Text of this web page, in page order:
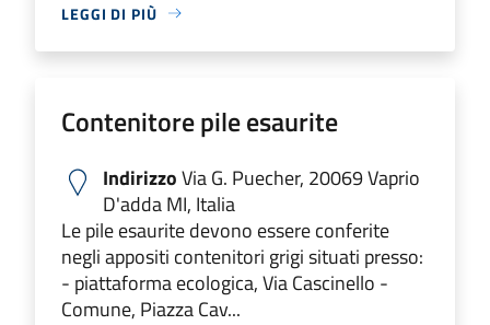
LEGGI DI PIÙ
Contenitore pile esaurite
IndirizzoVia G. Puecher, 20069 Vaprio
D'adda MI, Italia
Le pile esaurite devono essere conferite
negli appositi contenitori grigi situati presso:
- piattaforma ecologica, Via Cascinello -
Comune, Piazza Cav...